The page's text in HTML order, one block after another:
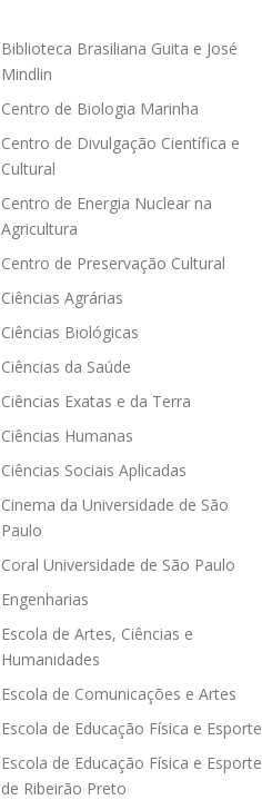
Biblioteca Brasiliana Guita e José
Mindlin
Centro de Biologia Marinha
Centro de Divulgação Científica e
Cultural
Centro de Energia Nuclear na
Agricultura
Centro de Preservação Cultural
Ciências Agrárias
Ciências Biológicas
Ciências da Saúde
Ciências Exatas e da Terra
Ciências Humanas
Ciências Sociais Aplicadas
Cinema da Universidade de São
Paulo
Coral Universidade de São Paulo
Engenharias
Escola de Artes, Ciências e
Humanidades
Escola de Comunicações e Artes
Escola de Educação Física e Esporte
Escola de Educação Física e Esporte
de Ribeirão Preto